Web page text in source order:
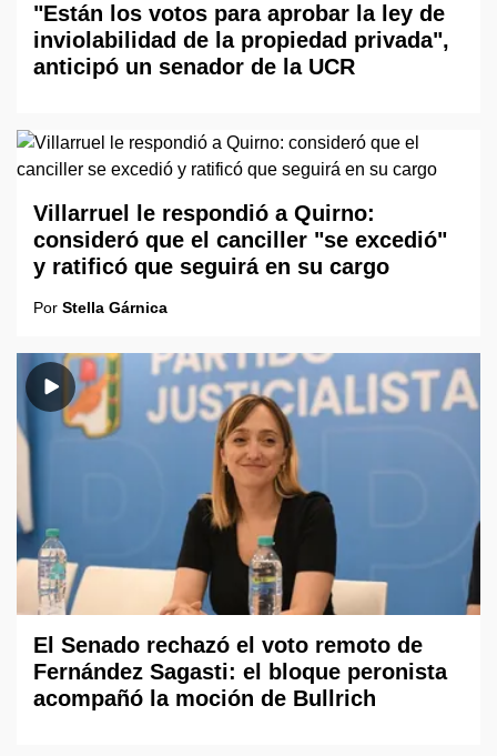
"Están los votos para aprobar la ley de
inviolabilidad de la propiedad privada",
anticipó un senador de la UCR
Villarruel le respondió a Quirno:
consideró que el canciller "se excedió"
y ratificó que seguirá en su cargo
Por Stella Gárnica
El Senado rechazó el voto remoto de
Fernández Sagasti: el bloque peronista
acompañó la moción de Bullrich